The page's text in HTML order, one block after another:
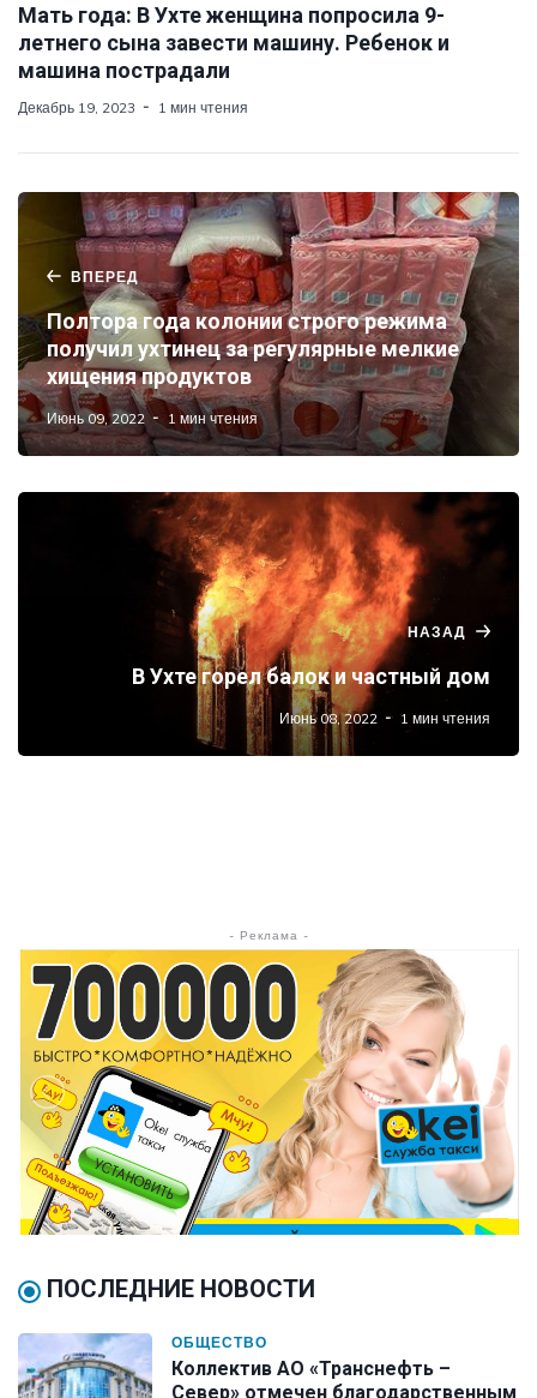
Мать года: В Ухте женщина попросила 9-
летнего сына завести машину. Ребенок и
машина пострадали
Декабрь 19, 2023 1 мин чтения
ВПЕРЕД
Полтора года колонии строго режима
получил ухтинец за регулярные мелкие
хищения продуктов
Июнь 09, 2022 1 мин чтения
НАЗАД
В Ухте горел балок и частный дом
Июнь 08, 2022 1 мин чтения
- Реклама -
ПОСЛЕДНИЕ НОВОСТИ
ОБЩЕСТВО
Коллектив АО «Транснефть –
Север» отмечен благодарственным